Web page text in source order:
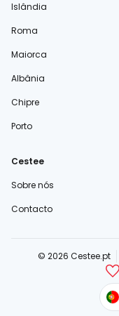
Islândia
Roma
Maiorca
Albânia
Chipre
Porto
Cestee
Sobre nós
Contacto
© 2026 Cestee.pt